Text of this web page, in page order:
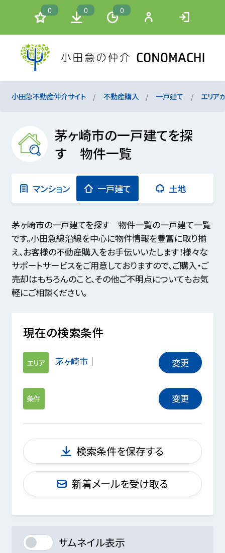
0 0 0
小田急不動産仲介サイト 不動産購入 一戸建て エリア
茅ヶ崎市の一戸建てを探
す 物件一覧
マンション 一戸建て 土地
茅ヶ崎市の一戸建てを探す 物件一覧の一戸建て一覧
です。小田急線沿線を中心に物件情報を豊富に取り揃
え、お客様の不動産購入をお手伝いいたします！様々な
サポートサービスをご用意しておりますので、ご購入・ご
売却はもちろんのこと、その他ご不明点についてもお気
軽にご相談ください。
現在の検索条件
エリア 茅ヶ崎市 変更
条件 変更
検索条件を保存する
新着メールを受け取る
サムネイル表示